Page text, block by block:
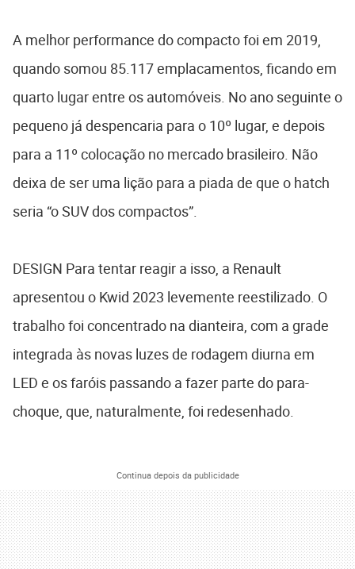
A melhor performance do compacto foi em 2019,
quando somou 85.117 emplacamentos, ficando em
quarto lugar entre os automóveis. No ano seguinte o
pequeno já despencaria para o 10º lugar, e depois
para a 11º colocação no mercado brasileiro. Não
deixa de ser uma lição para a piada de que o hatch
seria “o SUV dos compactos”.
DESIGN Para tentar reagir a isso, a Renault
apresentou o Kwid 2023 levemente reestilizado. O
trabalho foi concentrado na dianteira, com a grade
integrada às novas luzes de rodagem diurna em
LED e os faróis passando a fazer parte do para-
choque, que, naturalmente, foi redesenhado.
Continua depois da publicidade